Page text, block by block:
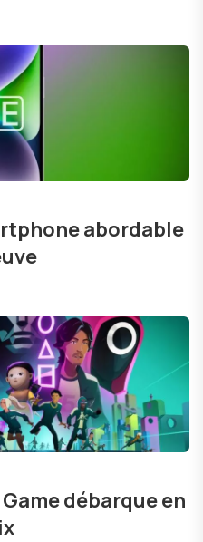
abordable
débarque en